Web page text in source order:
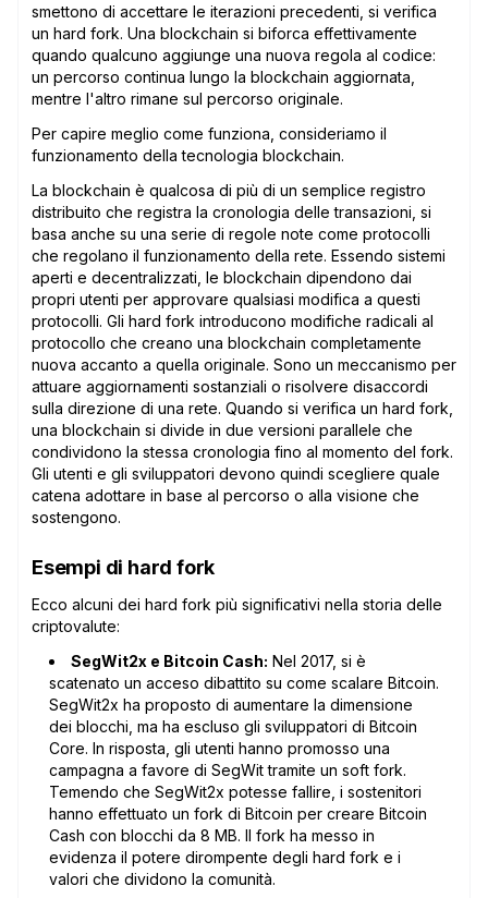
smettono di accettare le iterazioni precedenti, si verifica
un hard fork. Una blockchain si biforca effettivamente
quando qualcuno aggiunge una nuova regola al codice:
un percorso continua lungo la blockchain aggiornata,
mentre l'altro rimane sul percorso originale.
Per capire meglio come funziona, consideriamo il
funzionamento della tecnologia blockchain.
La blockchain è qualcosa di più di un semplice registro
distribuito che registra la cronologia delle transazioni, si
basa anche su una serie di regole note come protocolli
che regolano il funzionamento della rete. Essendo sistemi
aperti e decentralizzati, le blockchain dipendono dai
propri utenti per approvare qualsiasi modifica a questi
protocolli. Gli hard fork introducono modifiche radicali al
protocollo che creano una blockchain completamente
nuova accanto a quella originale. Sono un meccanismo per
attuare aggiornamenti sostanziali o risolvere disaccordi
sulla direzione di una rete. Quando si verifica un hard fork,
una blockchain si divide in due versioni parallele che
condividono la stessa cronologia fino al momento del fork.
Gli utenti e gli sviluppatori devono quindi scegliere quale
catena adottare in base al percorso o alla visione che
sostengono.
Esempi di hard fork
Ecco alcuni dei hard fork più significativi nella storia delle
criptovalute:
SegWit2x e Bitcoin Cash: Nel 2017, si è
scatenato un acceso dibattito su come scalare Bitcoin.
SegWit2x ha proposto di aumentare la dimensione
dei blocchi, ma ha escluso gli sviluppatori di Bitcoin
Core. In risposta, gli utenti hanno promosso una
campagna a favore di SegWit tramite un soft fork.
Temendo che SegWit2x potesse fallire, i sostenitori
hanno effettuato un fork di Bitcoin per creare Bitcoin
Cash con blocchi da 8 MB. Il fork ha messo in
evidenza il potere dirompente degli hard fork e i
valori che dividono la comunità.